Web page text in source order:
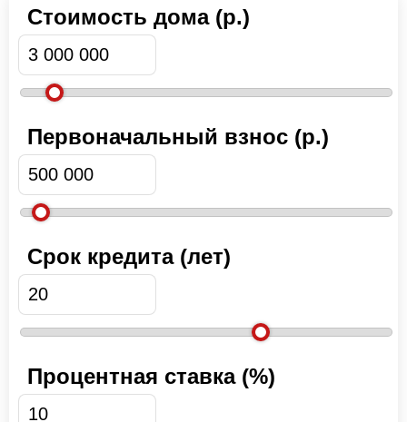
Стоимость дома (р.)
Первоначальный взнос (р.)
Срок кредита (лет)
Процентная ставка (%)